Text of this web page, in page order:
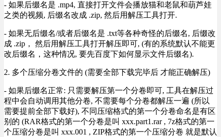
- 如果后缀名是 .mp4, 直接打开文件会播放猫和老鼠和葫芦娃
之类的视频, 后缀名改成 .zip, 然后用解压工具打开.
- 如果无后缀名/或者后缀名是 .txt等各种奇怪的后缀名, 后缀改
成 .zip， 然后用解压工具打开解压即可, (有的系统默认不能更
改后缀名，这种情况, 要先百度下如何显示文件后缀名).
2. 多个压缩分卷文件的 (需要全部下载完毕后 才能正确解压)
- 如果后缀名正常: 只需要解压第一个分卷即可, 工具在解压过
程中会自动调用其他分卷, 不需要每个分卷都解压一遍 (所以
需要提前全部下载好), 不同压缩格式的第一个分卷命名是有区
别的 (RAR格式的第一个分卷是叫 xxx.part1.rar , 7z格式的第一
个压缩分卷是叫 xxx.001 , ZIP格式的第一个压缩分卷 就是默认